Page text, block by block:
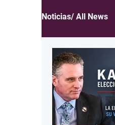
Noticias/ All News
Español
COVID-19